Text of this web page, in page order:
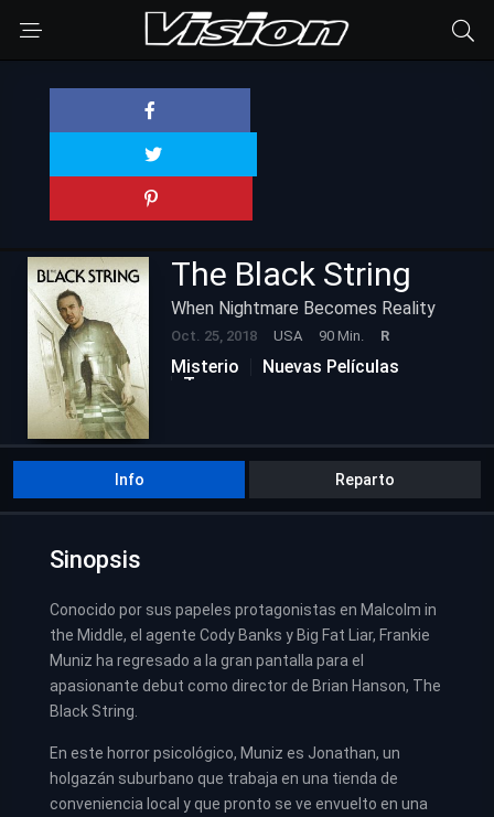
The Black String
When Nightmare Becomes Reality
Oct. 25, 2018 USA 90 Min. R
Misterio
Nuevas Películas
Terror
Info Reparto
Sinopsis
Conocido por sus papeles protagonistas en Malcolm in
the Middle, el agente Cody Banks y Big Fat Liar, Frankie
Muniz ha regresado a la gran pantalla para el
apasionante debut como director de Brian Hanson, The
Black String.
En este horror psicológico, Muniz es Jonathan, un
holgazán suburbano que trabaja en una tienda de
conveniencia local y que pronto se ve envuelto en una